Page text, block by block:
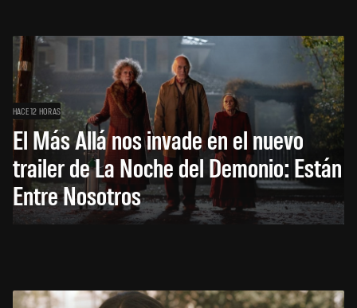
HACE 12 HORAS
El Más Allá nos invade en el nuevo
trailer de La Noche del Demonio: Están
Entre Nosotros